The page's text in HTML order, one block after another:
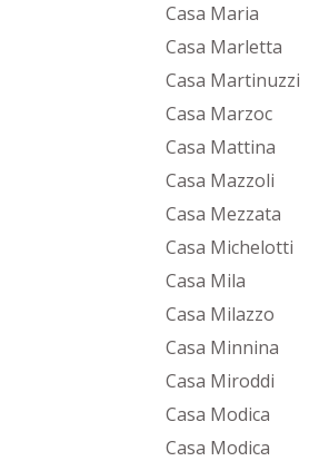
Casa Maria
Casa Marletta
Casa Martinuzzi
Casa Marzoc
Casa Mattina
Casa Mazzoli
Casa Mezzata
Casa Michelotti
Casa Mila
Casa Milazzo
Casa Minnina
Casa Miroddi
Casa Modica
Casa Modica